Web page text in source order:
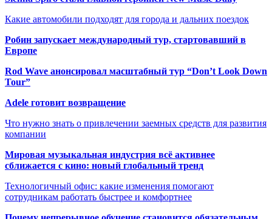
Какие автомобили подходят для города и дальних поездок
Робин запускает международный тур, стартовавший в
Европе
Rod Wave анонсировал масштабный тур “Don’t Look Down
Tour”
Adele готовит возвращение
Что нужно знать о привлечении заемных средств для развития
компании
Мировая музыкальная индустрия всё активнее
сближается с кино: новый глобальный тренд
Технологичный офис: какие изменения помогают
сотрудникам работать быстрее и комфортнее